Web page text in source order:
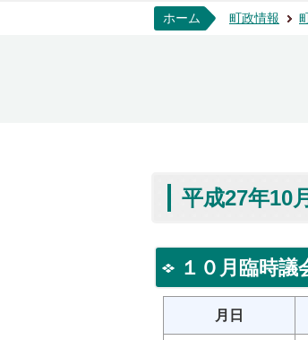
ホーム 町政情報
平成27年10
１０月臨時
月日